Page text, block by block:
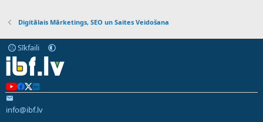
Digitālais Mārketings, SEO un Saites Veidošana
Sīkfaili
info@ibf.lv